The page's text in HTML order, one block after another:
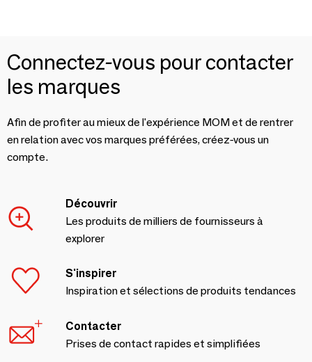
Connectez-vous pour contacter
les marques
Afin de profiter au mieux de l'expérience MOM et de rentrer
en relation avec vos marques préférées, créez-vous un
compte.
Découvrir
Les produits de milliers de fournisseurs à
explorer
S'inspirer
Inspiration et sélections de produits tendances
Contacter
Prises de contact rapides et simplifiées